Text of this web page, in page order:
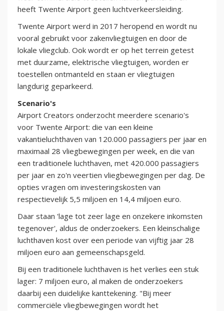
heeft Twente Airport geen luchtverkeersleiding.
Twente Airport werd in 2017 heropend en wordt nu
vooral gebruikt voor zakenvliegtuigen en door de
lokale vliegclub. Ook wordt er op het terrein getest
met duurzame, elektrische vliegtuigen, worden er
toestellen ontmanteld en staan er vliegtuigen
langdurig geparkeerd.
Scenario's
Airport Creators onderzocht meerdere scenario's
voor Twente Airport: die van een kleine
vakantieluchthaven van 120.000 passagiers per jaar en
maximaal 28 vliegbewegingen per week, en die van
een traditionele luchthaven, met 420.000 passagiers
per jaar en zo'n veertien vliegbewegingen per dag. De
opties vragen om investeringskosten van
respectievelijk 5,5 miljoen en 14,4 miljoen euro.
Daar staan 'lage tot zeer lage en onzekere inkomsten
tegenover', aldus de onderzoekers. Een kleinschalige
luchthaven kost over een periode van vijftig jaar 28
miljoen euro aan gemeenschapsgeld.
Bij een traditionele luchthaven is het verlies een stuk
lager: 7 miljoen euro, al maken de onderzoekers
daarbij een duidelijke kanttekening. "Bij meer
commerciële vliegbewegingen wordt het